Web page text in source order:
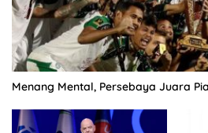
Menang Mental, Persebaya Juara